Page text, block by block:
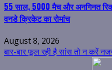
55 साल, 5000 मैच और अनगिनत
वनडे क्रिकेट का रोमांच
August 8, 2026
बार-बार फूल रही है सांस तो न करें